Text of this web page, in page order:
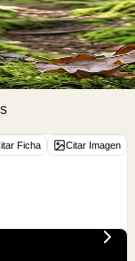
Ficha Citar Imagen